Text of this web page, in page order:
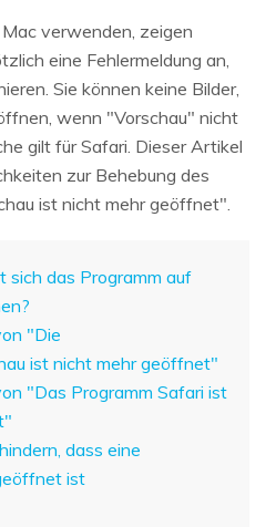
verwenden, zeigen
eine Fehlermeldung an,
Sie können keine Bilder,
wenn "Vorschau" nicht
gilt für Safari. Dieser Artikel
zur Behebung des
ist nicht mehr geöffnet".
sich das Programm auf
"Die
ist nicht mehr geöffnet"
"Das Programm Safari ist
dass eine
ist